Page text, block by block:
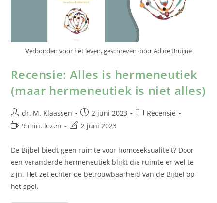
Verbonden voor het leven, geschreven door Ad de Bruijne
Recensie: Alles is hermeneutiek
(maar hermeneutiek is niet alles)
dr. M. Klaassen 2 juni 2023
Recensie
9 min. lezen
2 juni 2023
De Bijbel biedt geen ruimte voor homoseksualiteit? Door
een veranderde hermeneutiek blijkt die ruimte er wel te
zijn. Het zet echter de betrouwbaarheid van de Bijbel op
het spel.